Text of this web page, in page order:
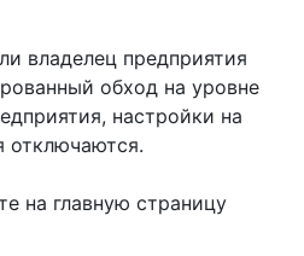
владелец предприятия
обход на уровне
настройки на
отключаются.
на главную страницу